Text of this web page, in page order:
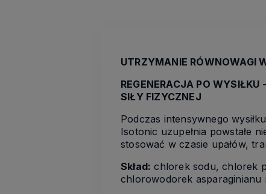
UTRZYMANIE RÓWNOWAGI
REGENERACJA PO
SIŁY FIZYCZNEJ
Podczas intensywnego
Isotonic uzupełnia powstałe
stosować w czasie upałów,
Skład: chlorek sodu, chlorek
chlorowodorek asparaginianu